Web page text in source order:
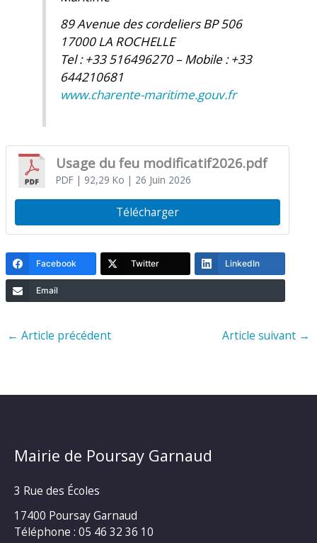
89 Avenue des cordeliers BP 506
17000 LA ROCHELLE
Tel : +33 516496270 – Mobile : +33
644210681
www.charente-maritime.gouv.fr
Usage du feu modificatif2026.pdf
PDF| 92,29 Ko | 26 Juin 2026
Télécharger
Facebook Twitter LinkedIn
Email
← Article précédent Article suivant →
Mairie de Poursay Garnaud
3 Rue des Écoles
17400 Poursay Garnaud
Téléphone : 05 46 32 36 10